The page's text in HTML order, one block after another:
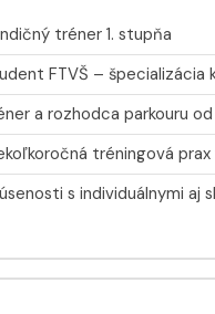
tréner 1. stupňa
FTVŠ – špecializácia
a rozhodca parkouru
tréningová
s individuálnymi aj